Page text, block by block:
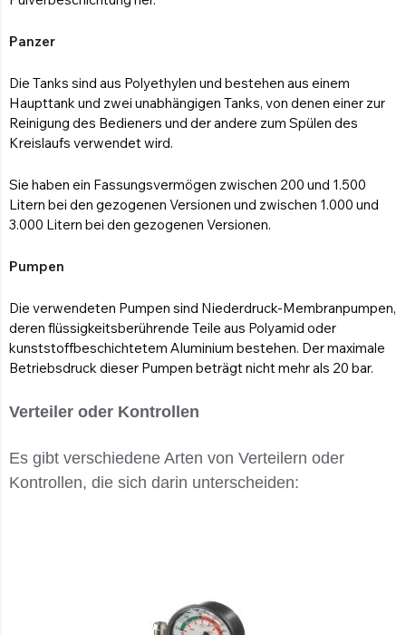
Panzer
Die Tanks sind aus Polyethylen und bestehen aus einem
Haupttank und zwei unabhängigen Tanks, von denen einer zur
Reinigung des Bedieners und der andere zum Spülen des
Kreislaufs verwendet wird.
Sie haben ein Fassungsvermögen zwischen 200 und 1.500
Litern bei den gezogenen Versionen und zwischen 1.000 und
3.000 Litern bei den gezogenen Versionen.
Pumpen
Die verwendeten Pumpen sind Niederdruck-Membranpumpen,
deren flüssigkeitsberührende Teile aus Polyamid oder
kunststoffbeschichtetem Aluminium bestehen. Der maximale
Betriebsdruck dieser Pumpen beträgt nicht mehr als 20 bar.
Verteiler oder Kontrollen
Es gibt verschiedene Arten von Verteilern oder
Kontrollen, die sich darin unterscheiden: